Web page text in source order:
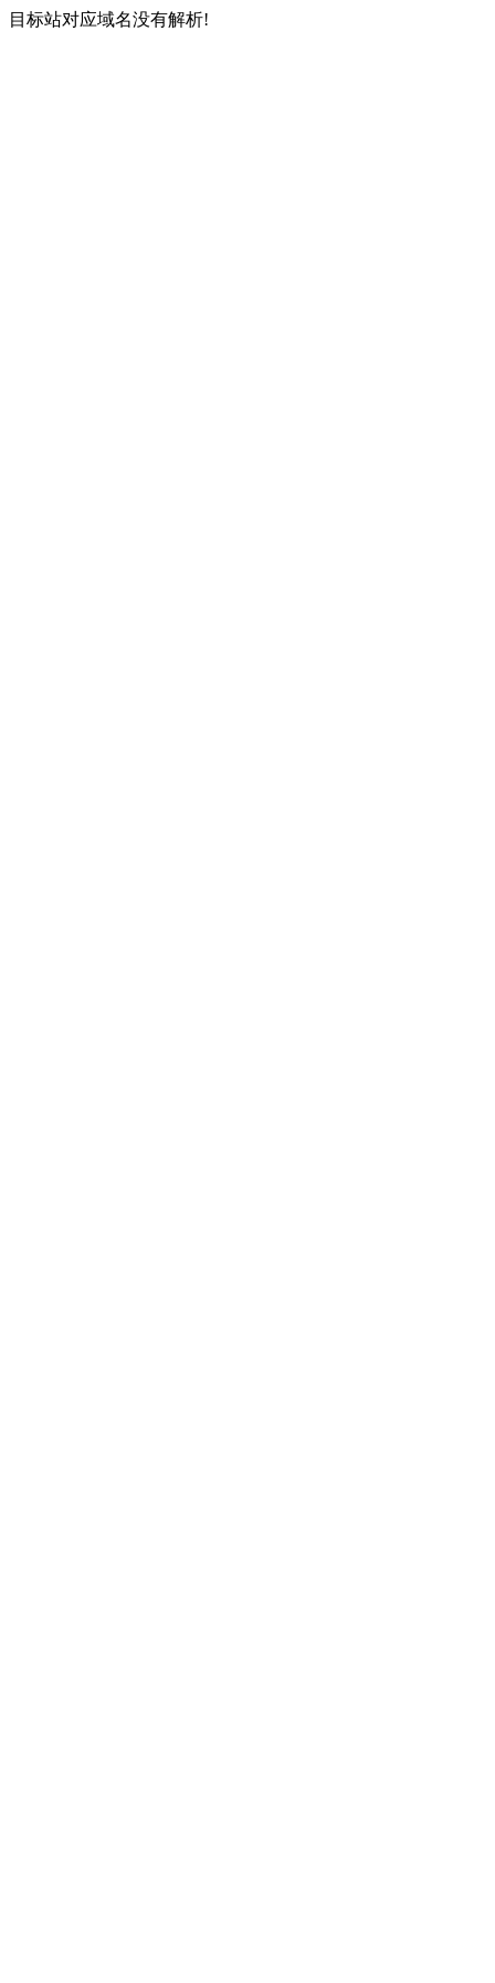
目标站对应域名没有解析!